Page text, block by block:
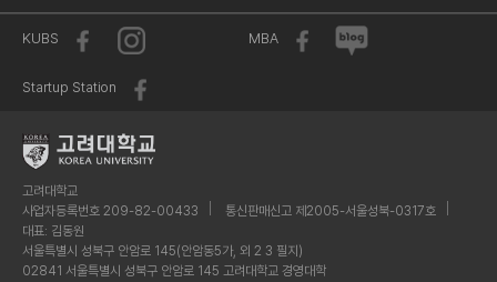
KUBS MBA
Startup Station
고려대학교
사업자등록번호 209-82-00433
통신판매신고 제2005-서울성북-0317호
대표: 김동원
서울특별시 성북구 안암로 145(안암동5가, 외 2 3 필지)
02841 서울특별시 성북구 안암로 145 고려대학교 경영대학